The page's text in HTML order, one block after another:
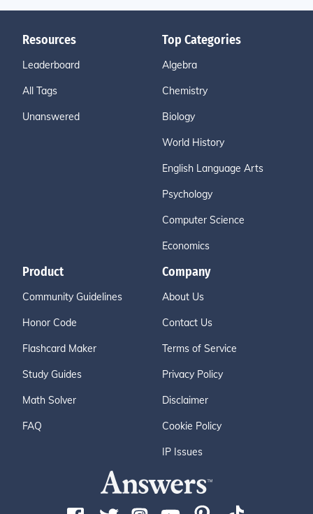
Resources
Leaderboard
All Tags
Unanswered
Top Categories
Algebra
Chemistry
Biology
World History
English Language Arts
Psychology
Computer Science
Economics
Product
Community Guidelines
Honor Code
Flashcard Maker
Study Guides
Math Solver
FAQ
Company
About Us
Contact Us
Terms of Service
Privacy Policy
Disclaimer
Cookie Policy
IP Issues